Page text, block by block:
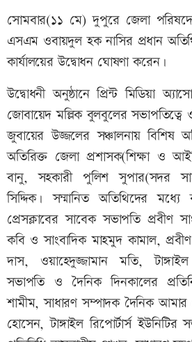
সোমবার(১১ মে) দুপুরে জেলা
এসএম ওবায়দুল হক নাসির প্রধান
কার্যালয়ের উদ্বোধন ঘোষণা করেন।
উদ্বোধনী অনুষ্ঠানে প্রিন্ট মিডিয়া
জোবায়েদ মল্লিক বুলবুলের
জুবায়ের উজ্জলের সঞ্চালনায় বিশিষ
অতিরিক্ত জেলা প্রশাসক(শিক্ষা ও
বানু, সহকারী পুলিশ সুপার(সদর
সিদ্দিক। সম্মানিত অতিথিদের মধ্যে
প্রেসক্লাবের সাবেক সভাপতি প্রবীণ
কবি ও সাংবাদিক মাহমুদ কামাল, প্রবীণ
দাস, ওয়াহেদুজ্জামান মতি,
সভাপতি ও দৈনিক দিনকালের
শামীম, সাধারণ সম্পাদক দৈনিক আমার
হোসেন, টাঙ্গাইল রিপোর্টার্স